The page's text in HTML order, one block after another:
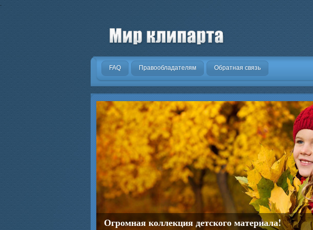
.
FAQ Правообладателям Обратная связь
Огромная коллекция детского материала!